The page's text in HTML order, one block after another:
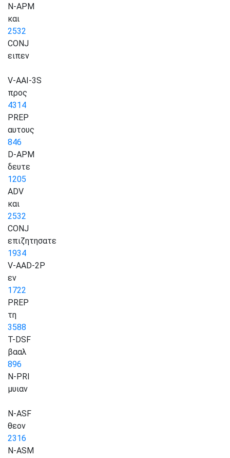
N-APM
και
2532
CONJ
ειπεν
V-AAI-3S
προς
4314
PREP
αυτους
846
D-APM
δευτε
1205
ADV
και
2532
CONJ
επιζητησατε
1934
V-AAD-2P
εν
1722
PREP
τη
3588
T-DSF
βααλ
896
N-PRI
μυιαν
N-ASF
θεον
2316
N-ASM